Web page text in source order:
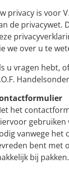
privacy is voor
de privacywet.
we over u te
u vragen hebt,
het
gebruiken
vanwege het
bent met
bij